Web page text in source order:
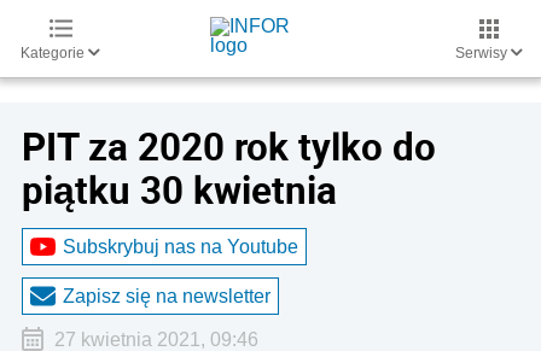
Kategorie Serwisy
PIT za 2020 rok tylko do
piątku 30 kwietnia
Subskrybuj nas na Youtube
Zapisz się na newsletter
27 kwietnia 2021, 09:46